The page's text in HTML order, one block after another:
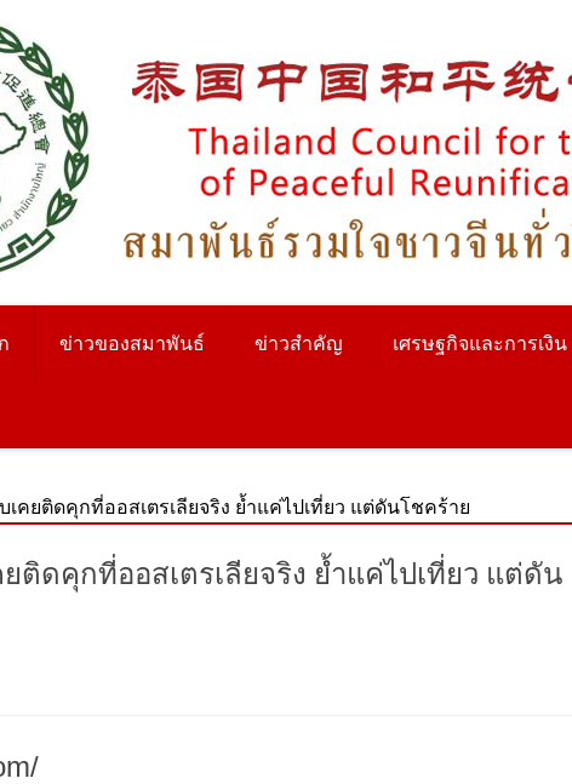
ข่าวของสมาพันธ์ ข่าวสำคัญ เศรษฐกิจและการเงิน
เคยติดคุกที่ออสเตรเลียจริง ย้ำแค่ไปเที่ยว แต่ดันโชคร้าย
ติดคุกที่ออสเตรเลียจริง ย้ำแค่ไปเที่ยว แต่ดัน